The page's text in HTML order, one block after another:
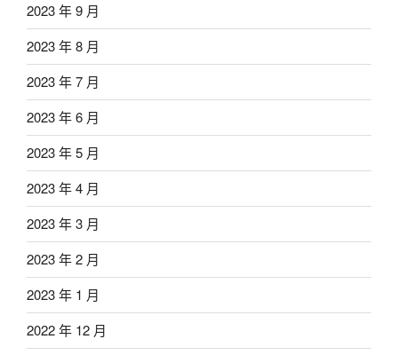
2023 年 9 月
2023 年 8 月
2023 年 7 月
2023 年 6 月
2023 年 5 月
2023 年 4 月
2023 年 3 月
2023 年 2 月
2023 年 1 月
2022 年 12 月